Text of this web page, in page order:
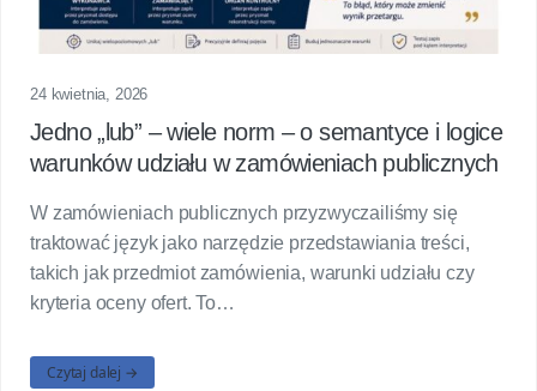
24 kwietnia, 2026
Jedno „lub” – wiele norm – o semantyce i logice
warunków udziału w zamówieniach publicznych
W zamówieniach publicznych przyzwyczailiśmy się
traktować język jako narzędzie przedstawiania treści,
takich jak przedmiot zamówienia, warunki udziału czy
kryteria oceny ofert. To…
Czytaj dalej →